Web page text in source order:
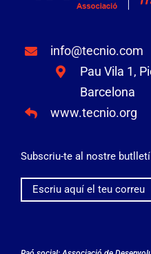
info@tecnio.com
Pau Vila 1,
Barcelona
www.tecnio.org
Subscriu-te al nostre butlletí